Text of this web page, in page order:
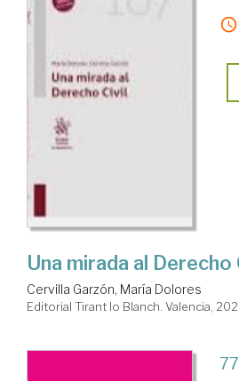
Una mirada al Derecho
Cervilla Garzón, María Dolores
Editorial Tirant lo Blanch. Valencia,